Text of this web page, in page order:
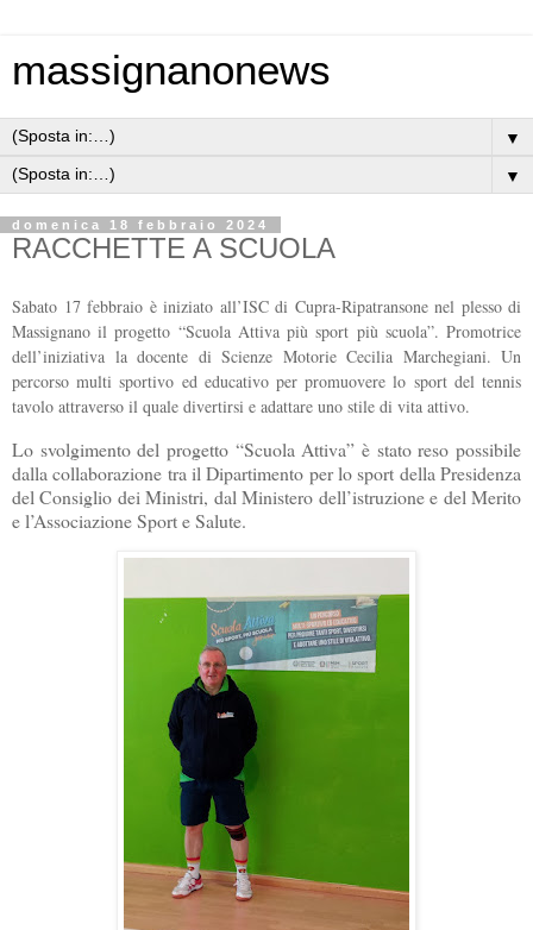
massignanonews
▼
▼
domenica 18 febbraio 2024
RACCHETTE A SCUOLA
Sabato 17 febbraio è iniziato all’ISC di Cupra-Ripatransone nel plesso di
Massignano il progetto “Scuola Attiva più sport più scuola”. Promotrice
dell’iniziativa la docente di Scienze Motorie Cecilia Marchegiani. Un
percorso multi sportivo ed educativo per promuovere lo sport del tennis
tavolo attraverso il quale divertirsi e adattare uno stile di vita attivo.
Lo svolgimento del progetto “Scuola Attiva” è stato reso possibile
dalla collaborazione tra il Dipartimento per lo sport della Presidenza
del Consiglio dei Ministri, dal Ministero dell’istruzione e del Merito
e l’Associazione Sport e Salute.